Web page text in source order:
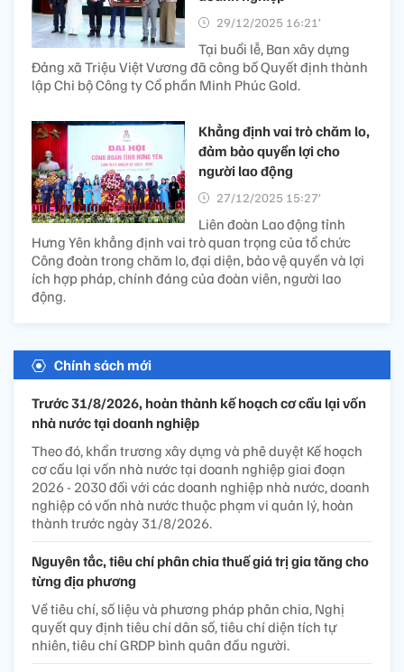
29/12/2025 16:21’
Tại buổi lễ, Ban xây dựng
Đảng xã Triệu Việt Vương đã công bố Quyết định thành
lập Chi bộ Công ty Cổ phần Minh Phúc Gold.
Khẳng định vai trò chăm lo,
đảm bảo quyền lợi cho
người lao động
27/12/2025 15:27’
Liên đoàn Lao động tỉnh
Hưng Yên khẳng định vai trò quan trọng của tổ chức
Công đoàn trong chăm lo, đại diện, bảo vệ quyền và lợi
ích hợp pháp, chính đáng của đoàn viên, người lao
động.
Chính sách mới
Trước 31/8/2026, hoàn thành kế hoạch cơ cấu lại vốn
nhà nước tại doanh nghiệp
Theo đó, khẩn trương xây dựng và phê duyệt Kế hoạch
cơ cấu lại vốn nhà nước tại doanh nghiệp giai đoạn
2026 - 2030 đối với các doanh nghiệp nhà nước, doanh
nghiệp có vốn nhà nước thuộc phạm vi quản lý, hoàn
thành trước ngày 31/8/2026.
Nguyên tắc, tiêu chí phân chia thuế giá trị gia tăng cho
từng địa phương
Về tiêu chí, số liệu và phương pháp phân chia, Nghị
quyết quy định tiêu chí dân số, tiêu chí diện tích tự
nhiên, tiêu chí GRDP bình quân đầu người.